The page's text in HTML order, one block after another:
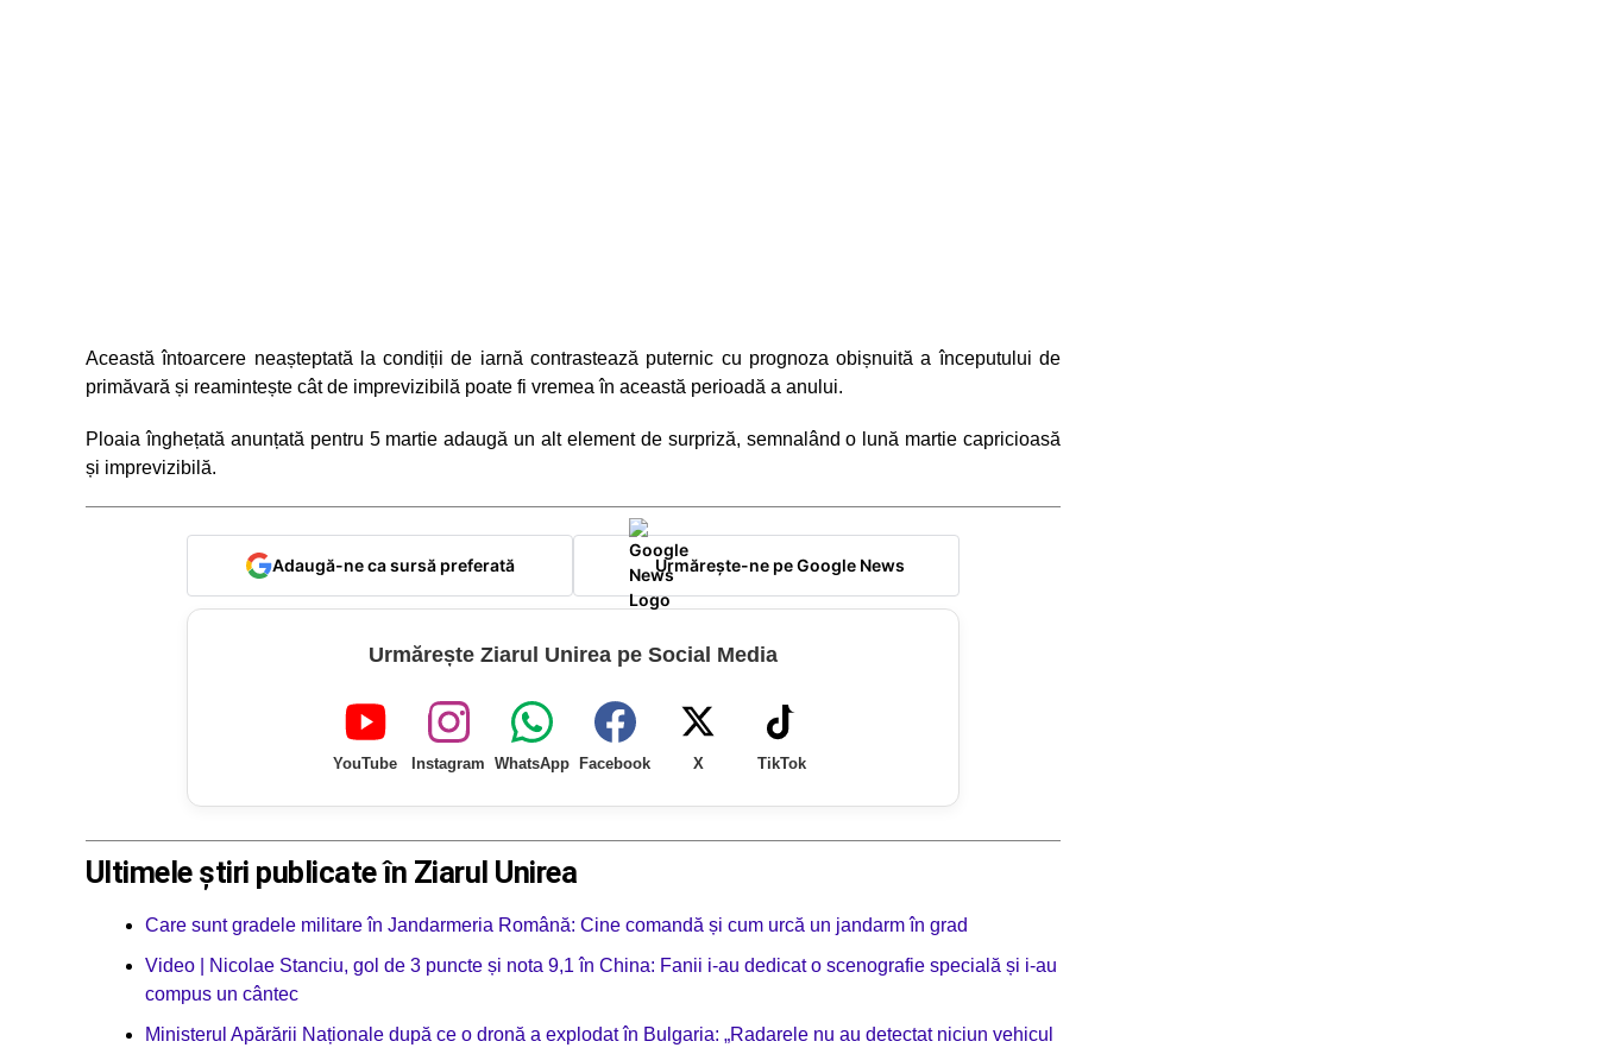
Această întoarcere neașteptată la condiții de iarnă contrastează puternic cu prognoza obișnuită a începutului de
primăvară și reamintește cât de imprevizibilă poate fi vremea în această perioadă a anului.
Ploaia înghețată anunțată pentru 5 martie adaugă un alt element de surpriză, semnalând o lună martie capricioasă
și imprevizibilă.
Adaugă-ne ca sursă preferată Urmărește-ne pe Google News
Urmărește Ziarul Unirea pe Social Media
YouTube Instagram WhatsApp Facebook X TikTok
Ultimele știri publicate în Ziarul Unirea
Care sunt gradele militare în Jandarmeria Română: Cine comandă și cum urcă un jandarm în grad
Video | Nicolae Stanciu, gol de 3 puncte și nota 9,1 în China: Fanii i-au dedicat o scenografie specială și i-au
compus un cântec
Ministerul Apărării Naționale după ce o dronă a explodat în Bulgaria: „Radarele nu au detectat niciun vehicul